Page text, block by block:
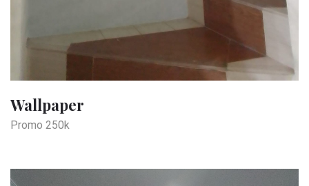
Wallpaper
Promo 250k